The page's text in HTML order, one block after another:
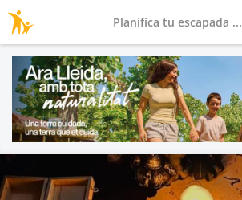
Planifica tu escapada ...